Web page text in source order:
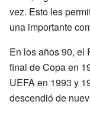
vez. Esto les
una importante
En los años 90, el
final de Copa en
UEFA en 1993 y
descendió de